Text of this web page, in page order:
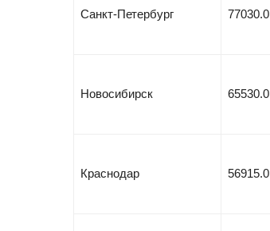
Санкт-Петербург 77030.0
Новосибирск 65530.0
Краснодар 56915.0